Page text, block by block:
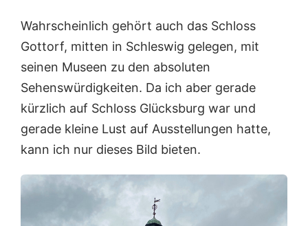
Wahrscheinlich gehört auch das Schloss
Gottorf, mitten in Schleswig gelegen, mit
seinen Museen zu den absoluten
Sehenswürdigkeiten. Da ich aber gerade
kürzlich auf Schloss Glücksburg war und
gerade kleine Lust auf Ausstellungen hatte,
kann ich nur dieses Bild bieten.